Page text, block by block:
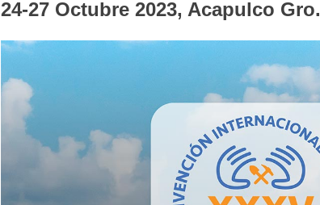
24-27 Octubre 2023, Acapulco Gro.